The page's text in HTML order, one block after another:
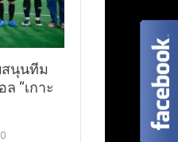
สนุนทีม
“เกาะ
0